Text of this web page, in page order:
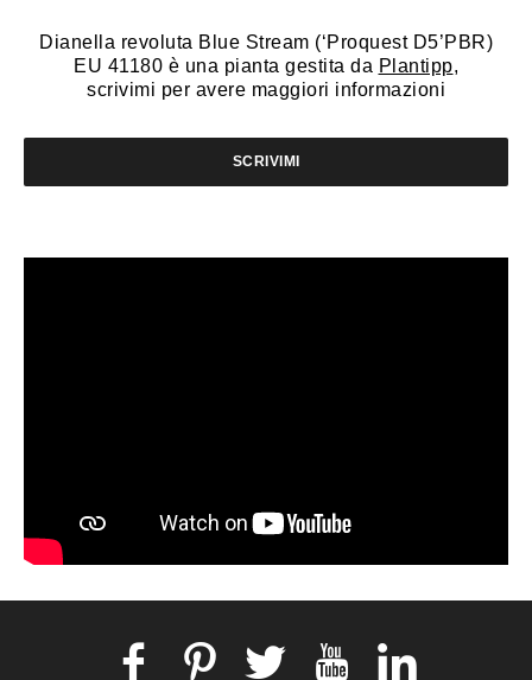
Dianella revoluta Blue Stream (‘Proquest D5’PBR)
EU 41180 è una pianta gestita da Plantipp,
scrivimi per avere maggiori informazioni
SCRIVIMI